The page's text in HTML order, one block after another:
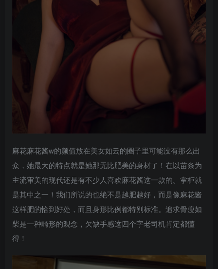
麻花麻花酱w的颜值放在美女如云的圈子里可能没有那么出
众，她最大的特点就是她那无比肥美的身材了！在以苗条为
主流审美的现代还是有不少人喜欢麻花酱这一款的。掌柜就
是其中之一！我们所说的也绝不是越肥越好，而是像麻花酱
这样肥的恰到好处，而且身形比例都特别标准。追求骨瘦如
柴是一种畸形的观念，欠缺手感这四个字老司机肯定都懂
得！